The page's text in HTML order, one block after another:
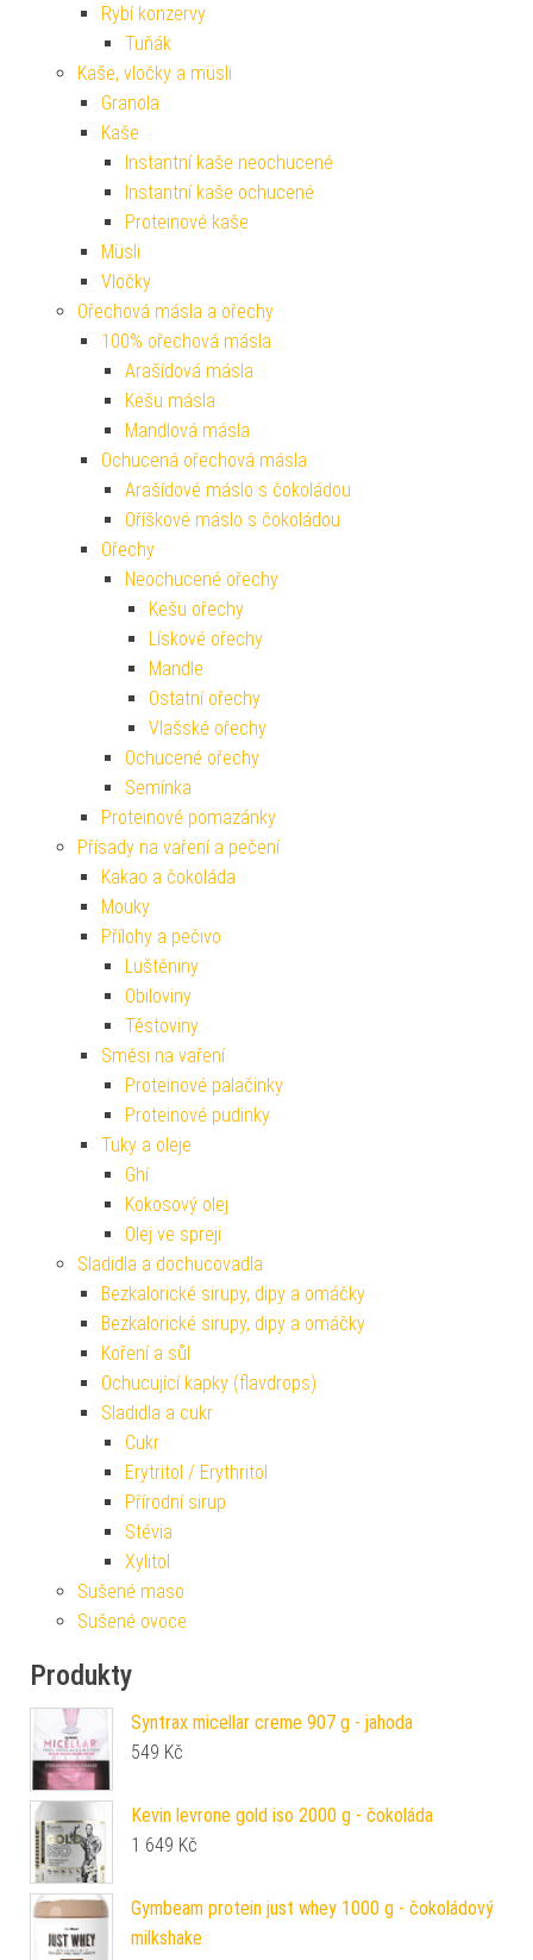
Rybí konzervy
Tuňák
Kaše, vločky a müsli
Granola
Kaše
Instantní kaše neochucené
Instantní kaše ochucené
Proteinové kaše
Müsli
Vločky
Ořechová másla a ořechy
100% ořechová másla
Arašídová másla
Kešu másla
Mandlová másla
Ochucená ořechová másla
Arašídové máslo s čokoládou
Oříškové máslo s čokoládou
Ořechy
Neochucené ořechy
Kešu ořechy
Lískové ořechy
Mandle
Ostatní ořechy
Vlašské ořechy
Ochucené ořechy
Semínka
Proteinové pomazánky
Přísady na vaření a pečení
Kakao a čokoláda
Mouky
Přílohy a pečivo
Luštěniny
Obiloviny
Těstoviny
Směsi na vaření
Proteinové palačinky
Proteinové pudinky
Tuky a oleje
Ghí
Kokosový olej
Olej ve spreji
Sladidla a dochucovadla
Bezkalorické sirupy, dipy a omáčky
Bezkalorické sirupy, dipy a omáčky
Koření a sůl
Ochucující kapky (flavdrops)
Sladidla a cukr
Cukr
Erytritol / Erythritol
Přírodní sirup
Stévia
Xylitol
Sušené maso
Sušené ovoce
Produkty
Syntrax micellar creme 907 g - jahoda
549 Kč
Kevin levrone gold iso 2000 g - čokoláda
1 649 Kč
Gymbeam protein just whey 1000 g - čokoládový
milkshake